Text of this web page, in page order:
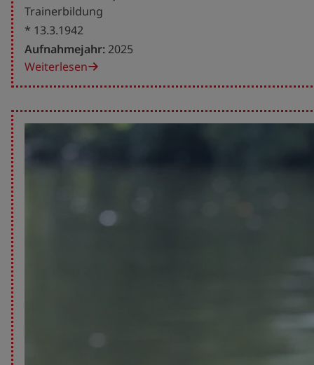
Trainerbildung
* 13.3.1942
Aufnahmejahr: 2025
Weiterlesen